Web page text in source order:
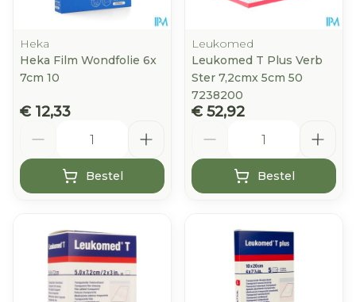
Heka
Heka Film Wondfolie 6x
7cm 10
€ 12,33
Bestel
Leukomed
Leukomed T Plus Verb
Ster 7,2cmx 5cm 50
7238200
€ 52,92
Bestel